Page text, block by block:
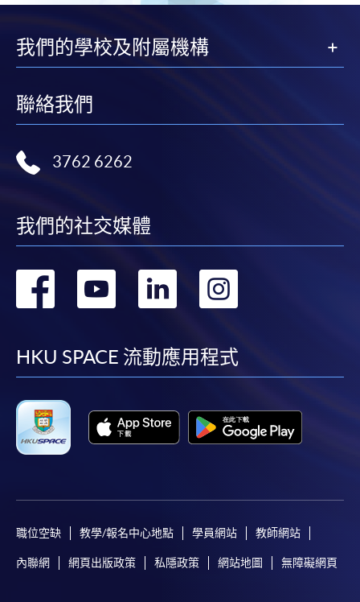
我們的學校及附屬機構
聯絡我們
3762 6262
我們的社交媒體
轉
facebook
轉
youtube
轉
linkedin
轉
HKU SPACE 流動應用程式
職位空缺 教學/報名中心地點 學員網站 教師網站
內聯網 網頁出版政策 私隱政策 網站地圖 無障礙網頁